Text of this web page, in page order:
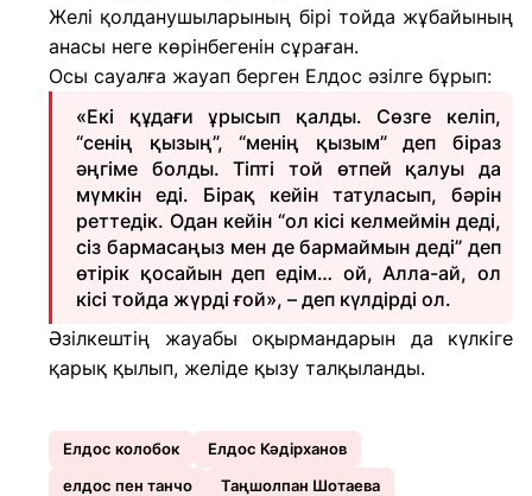
Желі қолданушыларының бірі тойда жұбайының
анасы неге көрінбегенін сұраған.
Осы сауалға жауап берген Елдос әзілге бұрып:
«Екі құдағи ұрысып қалды. Сөзге келіп,
“сенің қызың”, “менің қызым” деп біраз
әңгіме болды. Тіпті той өтпей қалуы да
мүмкін еді. Бірақ кейін татуласып, бәрін
реттедік. Одан кейін “ол кісі келмеймін деді,
сіз бармасаңыз мен де бармаймын деді” деп
өтірік қосайын деп едім… ой, Алла-ай, ол
кісі тойда жүрді ғой», – деп күлдірді ол.
Әзілкештің жауабы оқырмандарын да күлкіге
қарық қылып, желіде қызу талқыланды.
Елдос колобок
Елдос Кәдірханов
елдос пен танчо
Таңшолпан Шотаева